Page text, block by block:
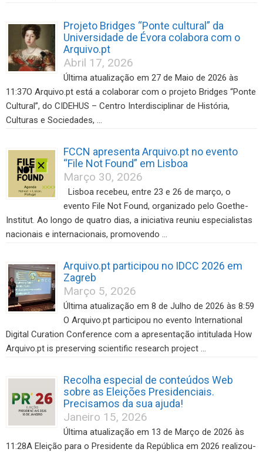
Projeto Bridges “Ponte cultural” da
Universidade de Évora colabora com o
Arquivo.pt
Abril 17, 2026
Última atualização em 27 de Maio de 2026 às
11:37O Arquivo.pt está a colaborar com o projeto Bridges “Ponte
Cultural”, do CIDEHUS – Centro Interdisciplinar de História,
Culturas e Sociedades, …
FCCN apresenta Arquivo.pt no evento
“File Not Found” em Lisboa
Março 30, 2026
Lisboa recebeu, entre 23 e 26 de março, o
evento File Not Found, organizado pelo Goethe-
Institut. Ao longo de quatro dias, a iniciativa reuniu especialistas
nacionais e internacionais, promovendo …
Arquivo.pt participou no IDCC 2026 em
Zagreb
Março 5, 2026
Última atualização em 8 de Julho de 2026 às 8:59
O Arquivo.pt participou no evento International
Digital Curation Conference com a apresentação intitulada How
Arquivo.pt is preserving scientific research project …
Recolha especial de conteúdos Web
sobre as Eleições Presidenciais.
Precisamos da sua ajuda!
Janeiro 15, 2026
Última atualização em 13 de Março de 2026 às
11:28A Eleição para o Presidente da República em 2026 realizou-